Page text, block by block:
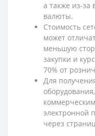
а также из-за
валюты.
Стоимость
может
меньшую
закупки и
70% от
Для
электронной
через